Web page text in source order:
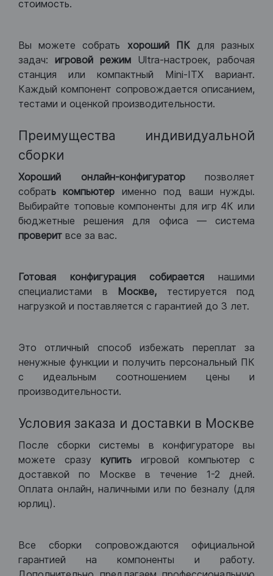
стоимость.
Вы можете собрать хороший ПКдля разных
задач: игровой режим Ultra-настроек, рабочая
станция или компактный Mini-ITX вариант.
Каждый компонент сопровождается описанием,
тестами и оценкой производительности.
Преимущества индивидуальной
сборки
Хороший онлайн-конфигураторпозволяет
собрать компьютер именно под ваши нужды.
Выбирайте топовые компоненты для игр 4К или
бюджетные решения для офиса — система
проверит все за вас.
Готовая конфигурация собираетсянашими
специалистами в Москве, тестируется под
нагрузкой и поставляется с гарантией до 3 лет.
Это отличный способ избежать переплат за
ненужные функции и получить персональный ПК
с идеальным соотношением цены и
производительности.
Условия заказа и доставки в Москве
После сборки системы в конфигураторе вы
можете сразу купить игровой компьютер с
доставкой по Москве в течение 1-2 дней.
Оплата онлайн, наличными или по безналу (для
юрлиц).
Все сборки сопровождаются официальной
гарантией на компоненты и работу.